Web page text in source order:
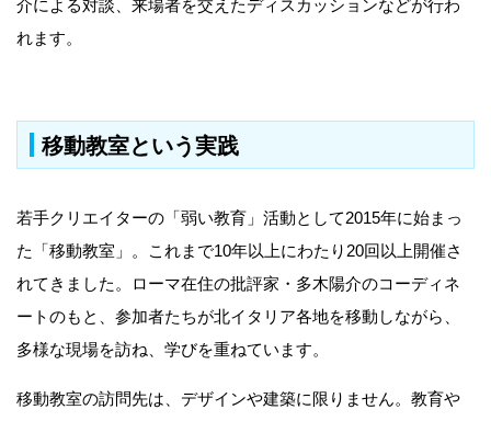
介による対談、来場者を交えたディスカッションなどが行わ
れます。
移動教室という実践
若手クリエイターの「弱い教育」活動として2015年に始まっ
た「移動教室」。これまで10年以上にわたり20回以上開催さ
れてきました。ローマ在住の批評家・多木陽介のコーディネ
ートのもと、参加者たちが北イタリア各地を移動しながら、
多様な現場を訪ね、学びを重ねています。
移動教室の訪問先は、デザインや建築に限りません。教育や